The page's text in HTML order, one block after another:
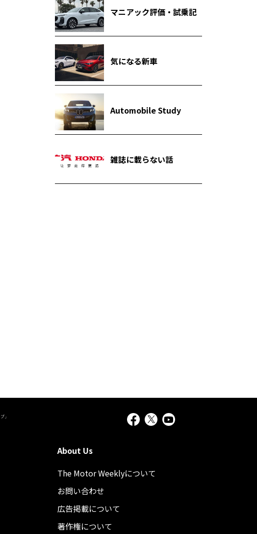
マニアック評価・試乗記
気になる新車
Automobile Study
雑誌に載らない話
About Us
The Motor Weeklyについて
お問い合わせ
広告掲載について
著作権について